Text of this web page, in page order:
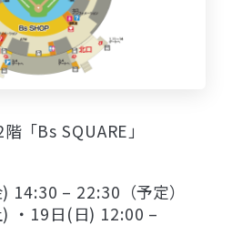
「Bs SQUARE」
14:30 – 22:30（予定）
・19日(日) 12:00 –